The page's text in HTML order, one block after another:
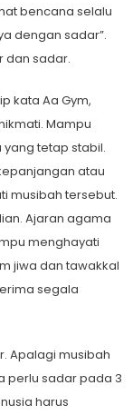
bencana selalu
dengan sadar”.
dan sadar.
kata Aa Gym,
Mampu
tetap stabil.
atau
musibah tersebut.
Ajaran agama
menghayati
jiwa dan tawakkal
segala
Apalagi musibah
perlu sadar pada 3
harus